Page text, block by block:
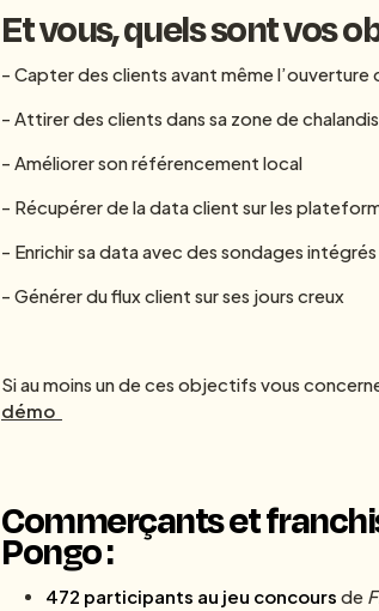
Et vous, quels sont vos
- Capter des clients avant même
- Attirer des clients dans sa zone de
- Améliorer son référencement local
- Récupérer de la data client sur les
- Enrichir sa data avec des sondages
- Générer du flux client sur ses jours creux
Si au moins un de ces objectifs vous
démo
Commerçants et
Pongo :
472 participants au jeu concours de